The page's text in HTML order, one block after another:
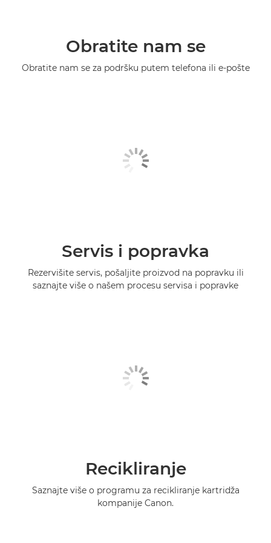
Obratite nam se
Obratite nam se za podršku putem telefona ili e-pošte
Servis i popravka
Rezervišite servis, pošaljite proizvod na popravku ili
saznajte više o našem procesu servisa i popravke
Recikliranje
Saznajte više o programu za recikliranje kartridža
kompanije Canon.